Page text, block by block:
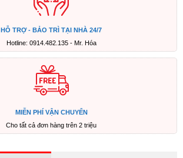
HỖ TRỢ - BẢO TRÌ TẠI NHÀ 24/7
Hotline: 0914.482.135 - Mr. Hóa
MIỄN PHÍ VẬN CHUYỂN
Cho tất cả đơn hàng trên 2 triệu